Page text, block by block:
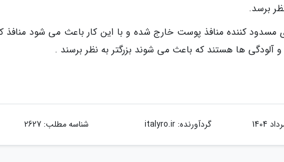
برسد.
مسدود کننده منافذ پوست خارج شده و با این کار باعث می شود منافذ
آلودگی ها هستند که باعث می شوند بزرگتر به نظر برسند .
گردآورنده:italyro.ir شناسه مطلب: 2627